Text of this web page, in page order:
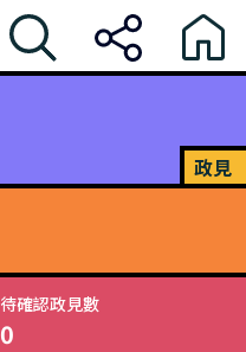
政見
待確認政見數
0